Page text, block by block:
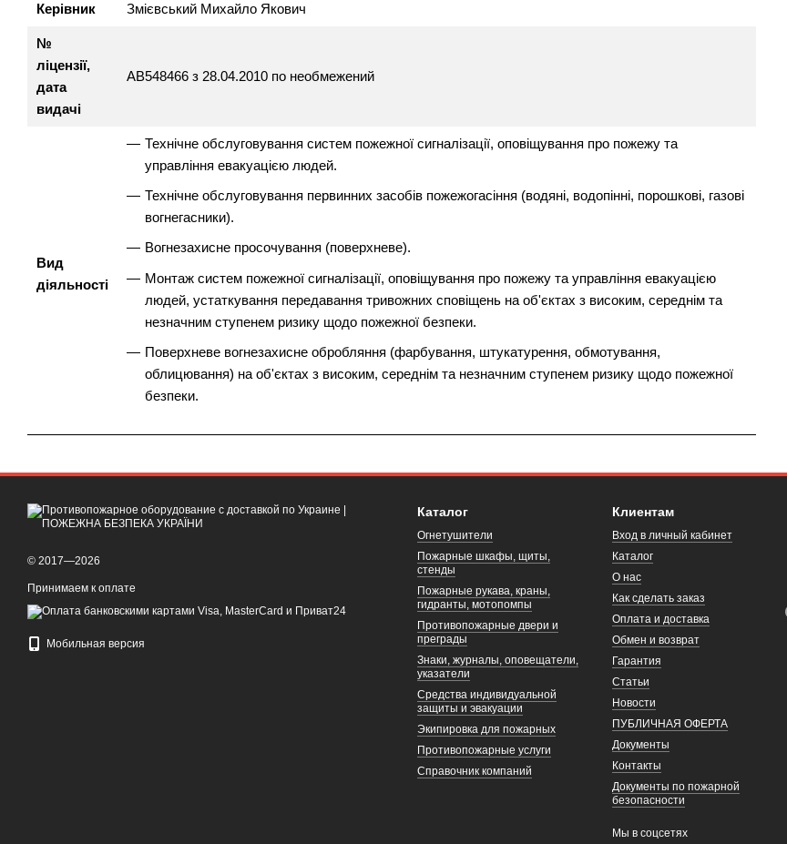
Керівник Змієвський Михайло Якович
№
ліцензії,
дата
видачі
АВ548466 з 28.04.2010 по необмежений
Вид
діяльності
Технічне обслуговування систем пожежної сигналізації, оповіщування про пожежу та
управління евакуацією людей.
Технічне обслуговування первинних засобів пожежогасіння (водяні, водопінні, порошкові, газові
вогнегасники).
Вогнезахисне просочування (поверхневе).
Монтаж систем пожежної сигналізації, оповіщування про пожежу та управління евакуацією
людей, устаткування передавання тривожних сповіщень на об'єктах з високим, середнім та
незначним ступенем ризику щодо пожежної безпеки.
Поверхневе вогнезахисне обробляння (фарбування, штукатурення, обмотування,
облицювання) на об'єктах з високим, середнім та незначним ступенем ризику щодо пожежної
безпеки.
© 2017—2026
Принимаем к оплате
Мобильная версия
Каталог
Огнетушители
Пожарные шкафы, щиты,
стенды
Пожарные рукава, краны,
гидранты, мотопомпы
Противопожарные двери и
преграды
Знаки, журналы, оповещатели,
указатели
Средства индивидуальной
защиты и эвакуации
Экипировка для пожарных
Противопожарные услуги
Справочник компаний
Клиентам
Вход в личный кабинет
Каталог
О нас
Как сделать заказ
Оплата и доставка
Обмен и возврат
Гарантия
Статьи
Новости
ПУБЛИЧНАЯ ОФЕРТА
Документы
Контакты
Документы по пожарной
безопасности
Мы в соцсетях